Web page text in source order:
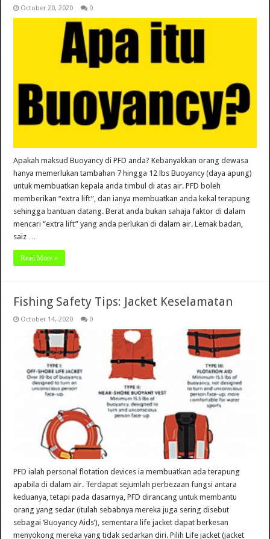
October 20, 2020 0
Apakah maksud Buoyancy di PFD anda? Kebanyakkan orang dewasa
hanya memerlukan tambahan 7 hingga 12 lbs Buoyancy (daya apung)
untuk membuatkan kepala anda timbul di atas air. PFD boleh
memberikan “extra lift”, dan ianya membuatkan anda kekal terapung
sehingga bantuan datang. Berat anda bukan sahaja faktor di dalam
mencari “extra lift” yang anda perlukan di dalam air. Lemak badan,
saiz …
Read More »
Fishing Safety Tips: Jacket Keselamatan
October 14, 2020 0
PFD ialah personal flotation devices ia membuatkan ada terapung
apabila di dalam air. Terdapat sejumlah perbezaan fungsi antara
keduanya, tetapi pada dasarnya, PFD dirancang untuk membantu
orang yang sedar (itulah sebabnya mereka juga sering disebut
sebagai ‘Buoyancy Aids’), sementara life jacket dapat berkesan
menyokong mereka yang tidak sedarkan diri. Pilih Life jacket (jacket